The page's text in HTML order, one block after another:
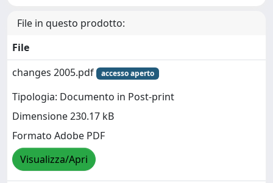
File in questo prodotto:
File
changes 2005.pdf
accesso aperto
Tipologia: Documento in Post-print
Dimensione 230.17 kB
Formato Adobe PDF
Visualizza/Apri